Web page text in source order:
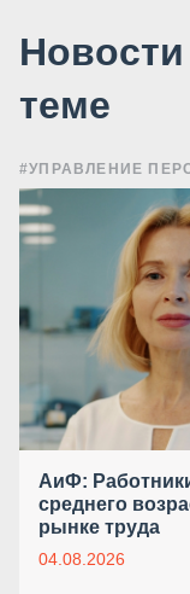
теме
#УПРАВЛЕНИЕ
АиФ:
среднего
рынке труда
04.08.2026